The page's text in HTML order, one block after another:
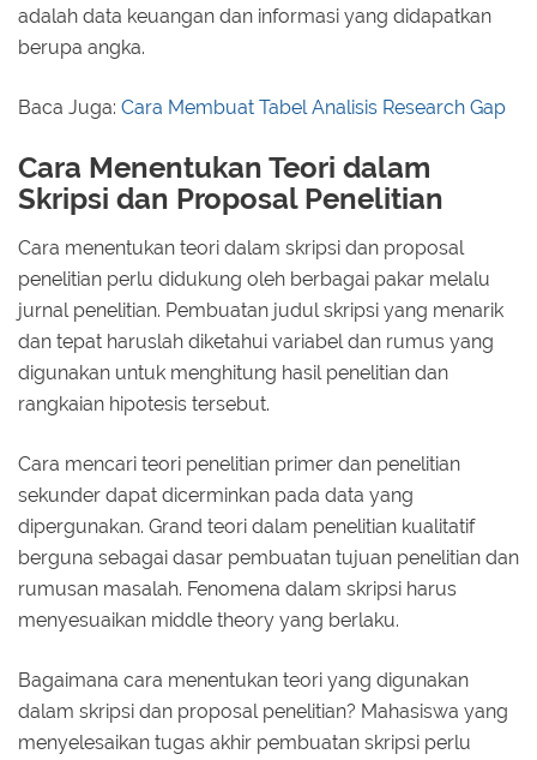
adalah data keuangan dan informasi yang didapatkan
berupa angka.
Baca Juga: Cara Membuat Tabel Analisis Research Gap
Cara Menentukan Teori dalam
Skripsi dan Proposal Penelitian
Cara menentukan teori dalam skripsi dan proposal
penelitian perlu didukung oleh berbagai pakar melalu
jurnal penelitian. Pembuatan judul skripsi yang menarik
dan tepat haruslah diketahui variabel dan rumus yang
digunakan untuk menghitung hasil penelitian dan
rangkaian hipotesis tersebut.
Cara mencari teori penelitian primer dan penelitian
sekunder dapat dicerminkan pada data yang
dipergunakan. Grand teori dalam penelitian kualitatif
berguna sebagai dasar pembuatan tujuan penelitian dan
rumusan masalah. Fenomena dalam skripsi harus
menyesuaikan middle theory yang berlaku.
Bagaimana cara menentukan teori yang digunakan
dalam skripsi dan proposal penelitian? Mahasiswa yang
menyelesaikan tugas akhir pembuatan skripsi perlu